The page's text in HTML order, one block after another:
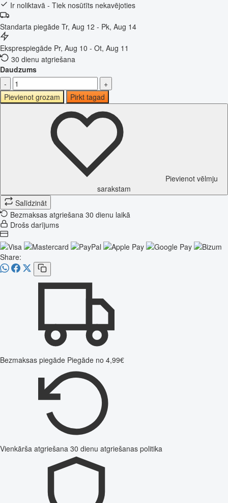
Ir noliktavā - Tiek nosūtīts nekavējoties
Standarta piegāde Tr, Aug 12 - Pk, Aug 14
Eksprespiegāde Pr, Aug 10 - Ot, Aug 11
30 dienu atgriešana
Daudzums
-
+
Pievienot grozam
Pirkt tagad
Pievienot vēlmju
sarakstam
Salīdzināt
Bezmaksas atgriešana 30 dienu laikā
Drošs darījums
Share:
Bezmaksas piegāde Piegāde no 4,99€
Vienkārša atgriešana 30 dienu atgriešanas politika